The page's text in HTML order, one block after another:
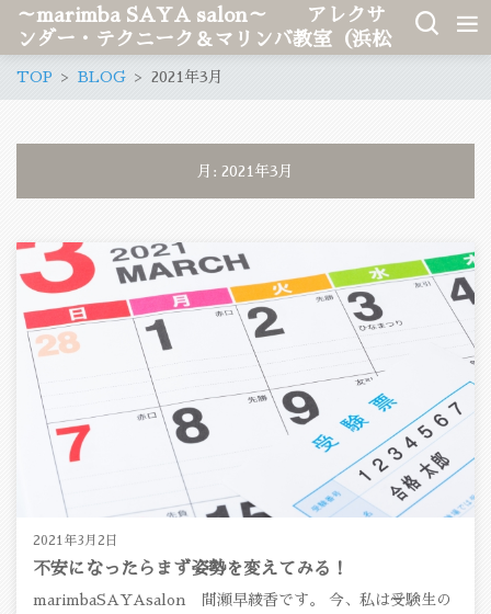
～marimba SAYA salon～ アレクサ
ンダー・テクニーク＆マリンバ教室（浜松
TOP BLOG 2021年3月
月: 2021年3月
2021年3月2日
不安になったらまず姿勢を変えてみる！
marimbaSAYAsalon 間瀬早綾香です。 今、私は受験生の